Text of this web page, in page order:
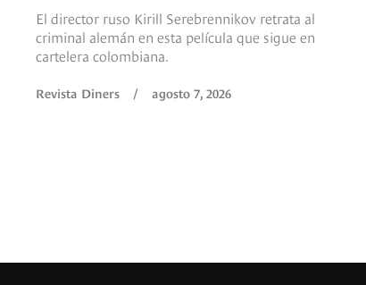
El director ruso Kirill Serebrennikov retrata al
criminal alemán en esta película que sigue en
cartelera colombiana.
Revista Diners / agosto 7, 2026